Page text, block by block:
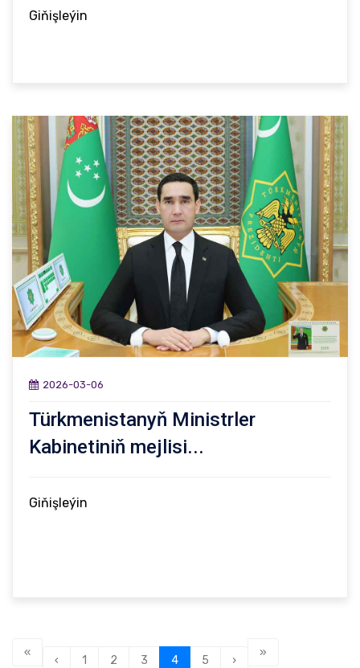
Giňişleýin
2026-03-06
Türkmenistanyň Ministrler
Kabinetiniň mejlisi...
Giňişleýin
«
‹ 1 2 3 4 5 ›
»